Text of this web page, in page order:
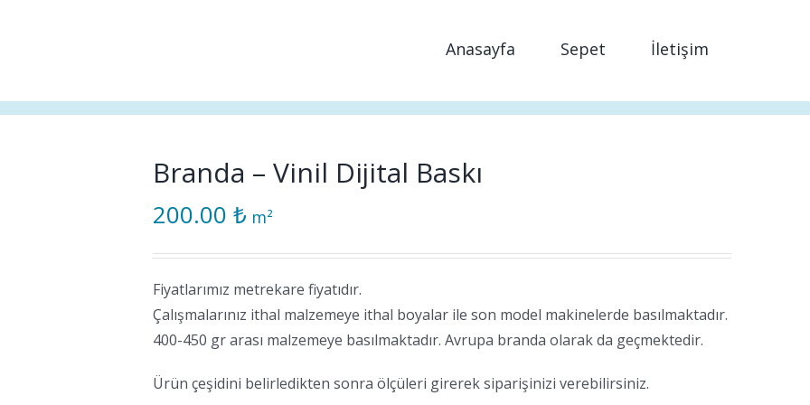
Anasayfa Sepet İletişim
Branda – Vinil Dijital Baskı
200.00 ₺ m²
Fiyatlarımız metrekare fiyatıdır.
Çalışmalarınız ithal malzemeye ithal boyalar ile son model makinelerde basılmaktadır.
400-450 gr arası malzemeye basılmaktadır. Avrupa branda olarak da geçmektedir.
Ürün çeşidini belirledikten sonra ölçüleri girerek siparişinizi verebilirsiniz.